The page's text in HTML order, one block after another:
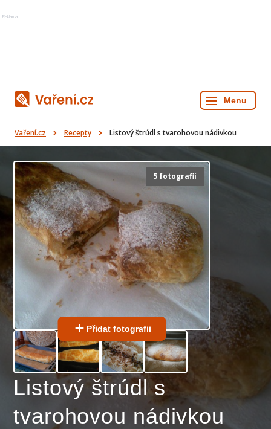
Reklama
Vaření.cz Recepty Listový štrúdl s tvarohovou nádivkou
5 fotografií
Přidat fotografii
Listový štrúdl s
tvarohovou nádivkou